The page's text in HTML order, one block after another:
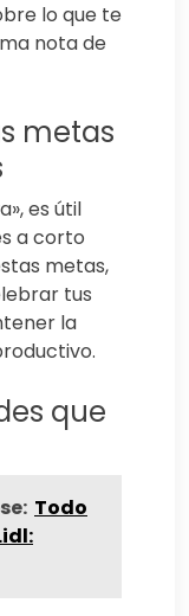
lo que te
nota de
metas
es útil
a corto
metas,
tus
la
que
Todo